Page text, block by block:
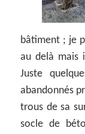
bâtiment ; je
au delà mais
Juste
abandonnés
trous de sa
socle de